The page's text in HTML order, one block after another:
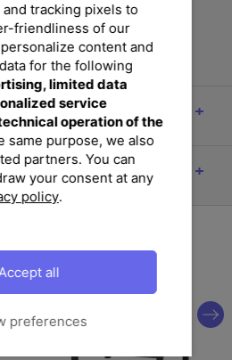
Materialien
tracking pixels to
friendliness of our
content and
for the following
limited data
service
operation of the
same purpose, we also
partners. You can
your consent at any
policy.
preferences
all